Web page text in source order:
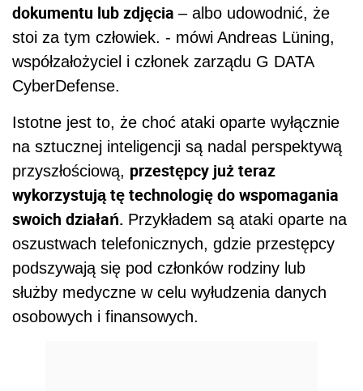
dokumentu lub zdjęcia – albo udowodnić, że
stoi za tym człowiek. - mówi Andreas Lüning,
współzałożyciel i członek zarządu G DATA
CyberDefense.
Istotne jest to, że choć ataki oparte wyłącznie
na sztucznej inteligencji są nadal perspektywą
przyszłościową, przestępcy już teraz
wykorzystują tę technologię do wspomagania
swoich działań. Przykładem są ataki oparte na
oszustwach telefonicznych, gdzie przestępcy
podszywają się pod członków rodziny lub
służby medyczne w celu wyłudzenia danych
osobowych i finansowych.